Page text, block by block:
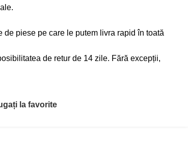
de piese pe care le putem livra rapid în toată
de retur de 14 zile. Fără excepții,
la favorite